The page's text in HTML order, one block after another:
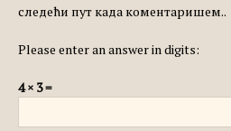
следећи пут када коментаришем..
Please enter an answer in digits:
4 × 3 =